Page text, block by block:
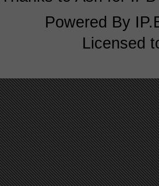
Powered By
Licensed